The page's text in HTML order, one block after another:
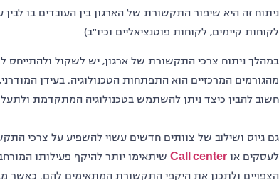
ניתוח זה היא שיפור התקשורת של הארגון בין העובדים בו
לקוחות קיימים, לקוחות פוטנציאליים וכיו"ב)
במהלך ניתוח צרכי התקשורת של ארגון, יש לשקול ולהתייחס
מהגורמים המרכזיים הוא התפתחות הטכנולוגיה. בעידן
חשוב להבין כיצד ניתן להשתמש בטכנולוגיה המתקדמת
גם גיוס ושילוב של צוותים חדשים עשוי להשפיע על צרכי
לעסקים או Call center שיתאימו יותר להיקף פעילותו
הצפויים ולתכנן את היקפי התקשורת המתאימים להם. כאשר